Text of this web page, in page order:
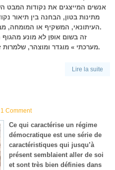
אנשים המייצגים את נקודות המבט
מתינות בטון, הבחנה בין תיאור
העיתונאי, המשקיף או המומחה, מבלי לאבד את הדאגה לאובייקטיביות.
זה בשום אופן לא מונע
מערכתי » מוגדר ומוצהר, שלמרות זאת נשאר כפוף ליושר אינטלקטואלי.
Lire la suite
1 Comment
Ce qui caractérise un régime
démocratique est une série de
caractéristiques qui jusqu’à
présent semblaient aller de soi
et sont très bien définies dans